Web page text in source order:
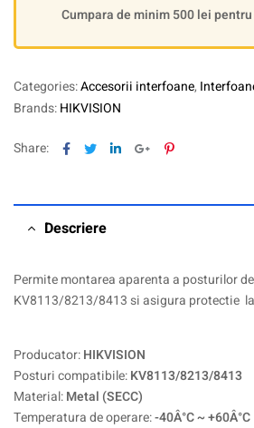
Cumpara de minim 500 lei
Categories:Accesorii interfoane,
Brands:HIKVISION
Share: Facebook
TwitterLinkedinGoogle+Pinterest
Descriere
Permite montarea aparenta a posturilor
KV8113/8213/8413 si asigura protectie
Producator:HIKVISION
Posturi compatibile:KV8113/8213/8413
Material:Metal (SECC)
Temperatura de operare:-40Â°C ~ +60Â°C